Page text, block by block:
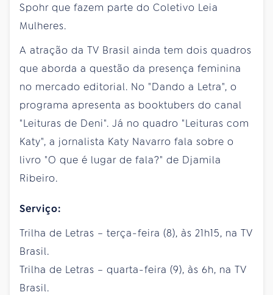
Spohr que fazem parte do Coletivo Leia
Mulheres.
A atração da TV Brasil ainda tem dois quadros
que aborda a questão da presença feminina
no mercado editorial. No "Dando a Letra", o
programa apresenta as booktubers do canal
"Leituras de Deni". Já no quadro "Leituras com
Katy", a jornalista Katy Navarro fala sobre o
livro "O que é lugar de fala?" de Djamila
Ribeiro.
Serviço:
Trilha de Letras – terça-feira (8), às 21h15, na TV
Brasil.
Trilha de Letras – quarta-feira (9), às 6h, na TV
Brasil.